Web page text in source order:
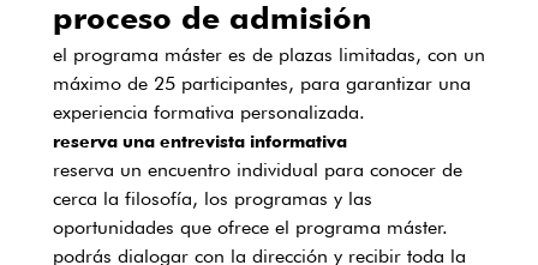
proceso de admisión
el programa máster es de plazas limitadas, con un
máximo de 25 participantes, para garantizar una
experiencia formativa personalizada.
reserva una entrevista informativa
reserva un encuentro individual para conocer de
cerca la filosofía, los programas y las
oportunidades que ofrece el programa máster.
podrás dialogar con la dirección y recibir toda la